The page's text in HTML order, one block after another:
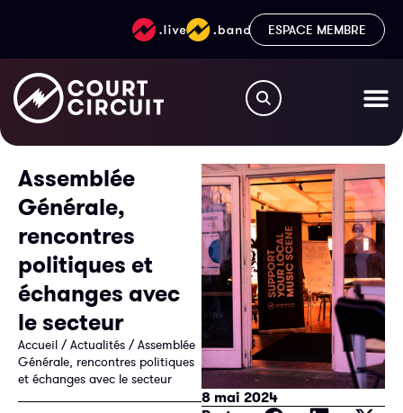
ESPACE MEMBRE
Assemblée
Générale,
rencontres
politiques et
échanges avec
le secteur
Accueil /Actualités /Assemblée
Générale, rencontres politiques
et échanges avec le secteur
8 mai 2024